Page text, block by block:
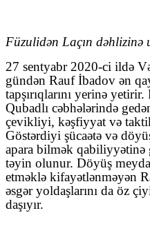
Füzulidən Laçın dəhlizinə
27 sentyabr 2020-ci ildə
gündən Rauf İbadov ən
tapşırıqlarını yerinə
Qubadlı cəbhələrində
çevikliyi, kəşfiyyat və
Göstərdiyi şücaətə və
apara bilmək
təyin olunur. Döyüş
etməklə kifayətlənməyən
əsgər yoldaşlarını da öz
daşıyır.